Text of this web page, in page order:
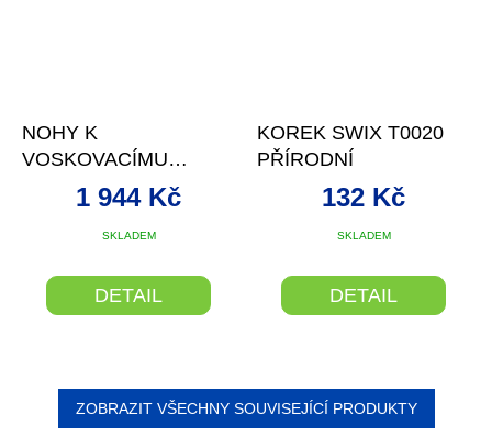
NOHY K
VOSKOVACÍMU
PROFILU SWIX T079-1
SKLADEM
1 944 Kč
DETAIL
KOREK SWIX T0020
PŘÍRODNÍ
SKLADEM
132 Kč
DETAIL
ZOBRAZIT VŠECHNY SOUVISEJÍCÍ PRODUKTY